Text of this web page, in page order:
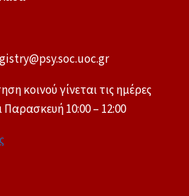
κοινού γίνεται τις ημέρες
10:00 – 12:00